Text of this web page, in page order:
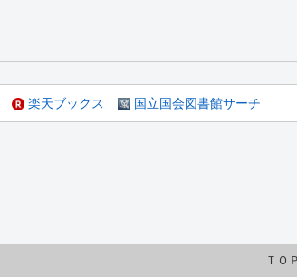
楽天ブックス 国立国会図書館サーチ
ＴＯＰ